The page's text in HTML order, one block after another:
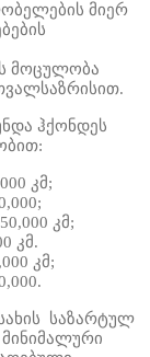
მიერ
მოცულობა
ჰქონდეს
კმ;
კმ;
კმ.
კმ;
საზარტულ
მინიმალური